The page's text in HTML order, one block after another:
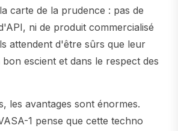
carte de la prudence : pas de
ni de produit commercialisé
attendent d'être sûrs que leur
escient et dans le respect des
les avantages sont énormes.
1 pense que cette techno